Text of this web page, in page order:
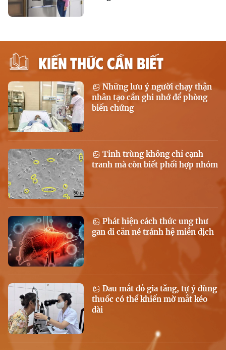
KIẾN THỨC CẦN BIẾT
Những lưu ý người chạy thận
nhân tạo cần ghi nhớ để phòng
biến chứng
Tinh trùng không chỉ cạnh
tranh mà còn biết phối hợp nhóm
Phát hiện cách thức ung thư
gan di căn né tránh hệ miễn dịch
Đau mắt đỏ gia tăng, tự ý dùng
thuốc có thể khiến mờ mắt kéo
dài